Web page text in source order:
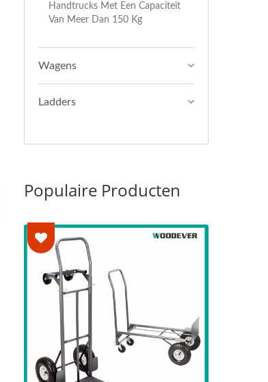
Handtrucks Met Een Capaciteit
Van Meer Dan 150 Kg
Wagens
Ladders
Populaire Producten